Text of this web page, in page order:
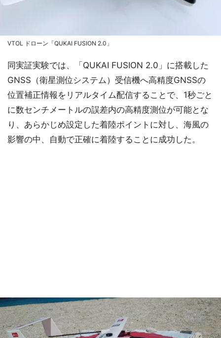
VTOL ドローン「QUKAI FUSION 2.0」
同実証実験では、「QUKAI FUSION 2.0」に搭載した
GNSS（衛星測位システム）受信機へ高精度GNSSの
位置補正情報をリアルタイム配信することで、1秒ごと
に数センチメートルの誤差内の高精度測位が可能とな
り、あらかじめ設定した着陸ポイントに対し、海風の
影響の中、自動で正確に着陸することに成功した。